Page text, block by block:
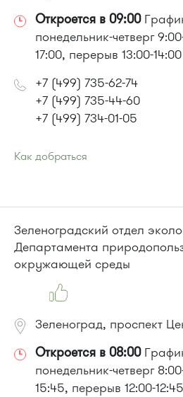
Откроется в 09:00
понедельник-четверг
17:00, перерыв 13:00-14:00
+7 (499) 735-62-74
+7 (499) 735-44-60
+7 (499) 734-01-05
Как добраться
Маршрутка № 419м, 431м, 720м,
Зеленоградский отдел
Департамента
окружающей среды
Зеленоград, проспект
Откроется в 08:00
понедельник-четверг
15:45, перерыв 12:00-12:45